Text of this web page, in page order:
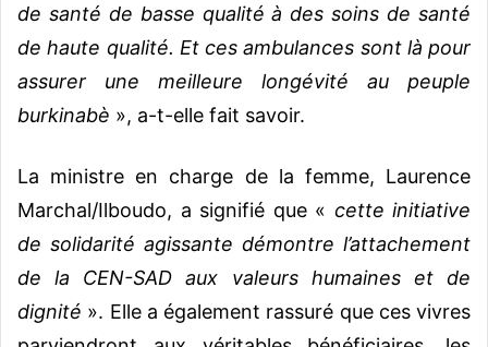
de santé de basse qualité à des soins de santé
de haute qualité. Et ces ambulances sont là pour
assurer une meilleure longévité au peuple
burkinabè », a-t-elle fait savoir.
La ministre en charge de la femme, Laurence
Marchal/Ilboudo, a signifié que « cette initiative
de solidarité agissante démontre l’attachement
de la CEN-SAD aux valeurs humaines et de
dignité ». Elle a également rassuré que ces vivres